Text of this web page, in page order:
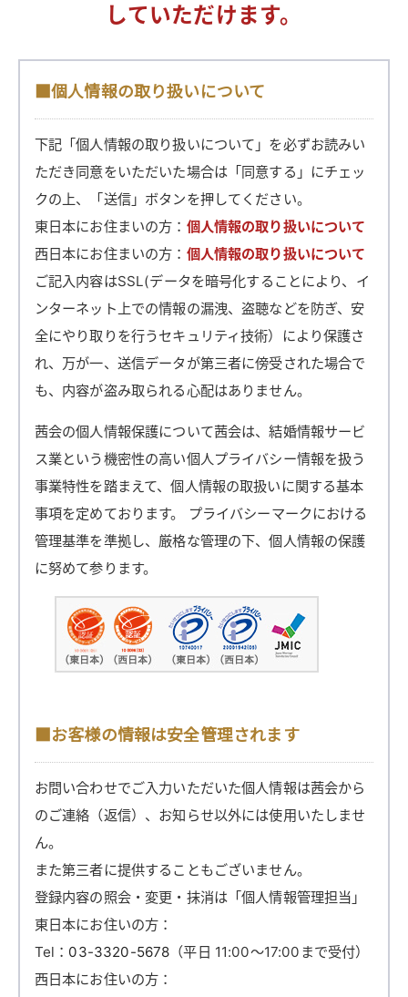
していただけます。
■個人情報の取り扱いについて
下記「個人情報の取り扱いについて」を必ずお読みい
ただき同意をいただいた場合は「同意する」にチェッ
クの上、「送信」ボタンを押してください。
東日本にお住まいの方： 個人情報の取り扱いについて
西日本にお住まいの方： 個人情報の取り扱いについて
ご記入内容はSSL(データを暗号化することにより、イ
ンターネット上での情報の漏洩、盗聴などを防ぎ、安
全にやり取りを行うセキュリティ技術）により保護さ
れ、万が一、送信データが第三者に傍受された場合で
も、内容が盗み取られる心配はありません。
茜会の個人情報保護について茜会は、結婚情報サービ
ス業という機密性の高い個人プライバシー情報を扱う
事業特性を踏まえて、個人情報の取扱いに関する基本
事項を定めております。 プライバシーマークにおける
管理基準を準拠し、厳格な管理の下、個人情報の保護
に努めて参ります。
■お客様の情報は安全管理されます
お問い合わせでご入力いただいた個人情報は茜会から
のご連絡（返信）、お知らせ以外には使用いたしませ
ん。
また第三者に提供することもございません。
登録内容の照会・変更・抹消は「個人情報管理担当」
東日本にお住いの方：
Tel： 03-3320-5678 （平日 11:00～17:00まで受付）
西日本にお住いの方：